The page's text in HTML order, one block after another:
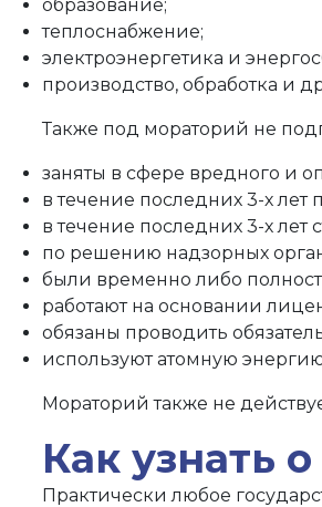
образование;
теплоснабжение;
электроэнергетика и
производство, обработка и
Также под мораторий не
заняты в сфере вредного и
в течение последних 3-х
в течение последних 3-х
по решению надзорных
были временно либо
работают на основании
обязаны проводить
используют атомную
Мораторий также не
Как узнать
Практически любое